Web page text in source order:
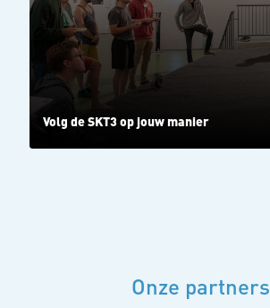
Volg de SKT3 op jouw manier
Onze partners